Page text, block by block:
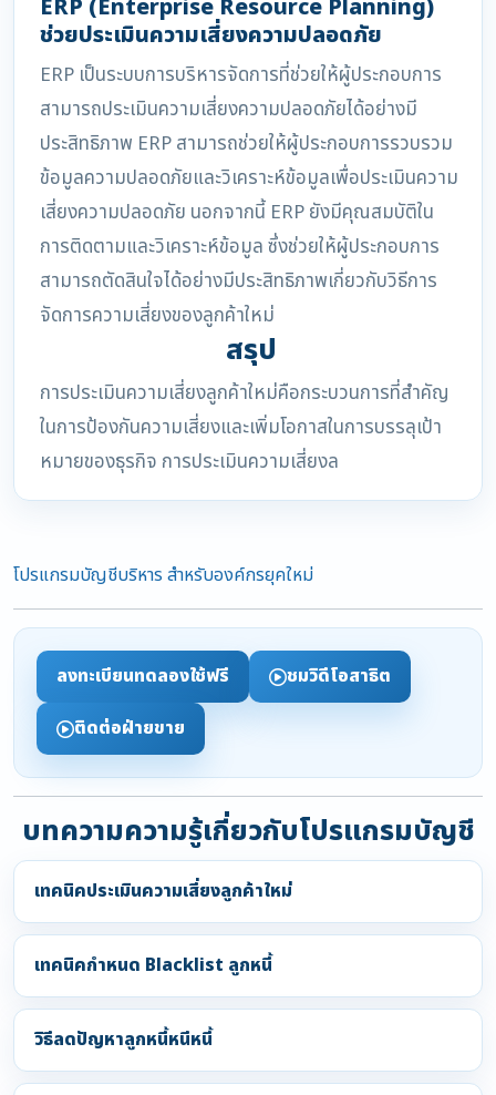
ERP (Enterprise Resource Planning)
ช่วยประเมินความเสี่ยงความปลอดภัย
ERP เป็นระบบการบริหารจัดการที่ช่วยให้ผู้ประกอบการ
สามารถประเมินความเสี่ยงความปลอดภัยได้อย่างมี
ประสิทธิภาพ ERP สามารถช่วยให้ผู้ประกอบการรวบรวม
ข้อมูลความปลอดภัยและวิเคราะห์ข้อมูลเพื่อประเมินความ
เสี่ยงความปลอดภัย นอกจากนี้ ERP ยังมีคุณสมบัติใน
การติดตามและวิเคราะห์ข้อมูล ซึ่งช่วยให้ผู้ประกอบการ
สามารถตัดสินใจได้อย่างมีประสิทธิภาพเกี่ยวกับวิธีการ
จัดการความเสี่ยงของลูกค้าใหม่
สรุป
การประเมินความเสี่ยงลูกค้าใหม่คือกระบวนการที่สำคัญ
ในการป้องกันความเสี่ยงและเพิ่มโอกาสในการบรรลุเป้า
หมายของธุรกิจ การประเมินความเสี่ยงล
โปรแกรมบัญชีบริหาร สำหรับองค์กรยุคใหม่
ลงทะเบียนทดลองใช้ฟรี
ชมวิดีโอสาธิต
ติดต่อฝ่ายขาย
บทความความรู้เกี่ยวกับโปรแกรมบัญชี
เทคนิคประเมินความเสี่ยงลูกค้าใหม่
เทคนิคกำหนด Blacklist ลูกหนี้
วิธีลดปัญหาลูกหนี้หนีหนี้